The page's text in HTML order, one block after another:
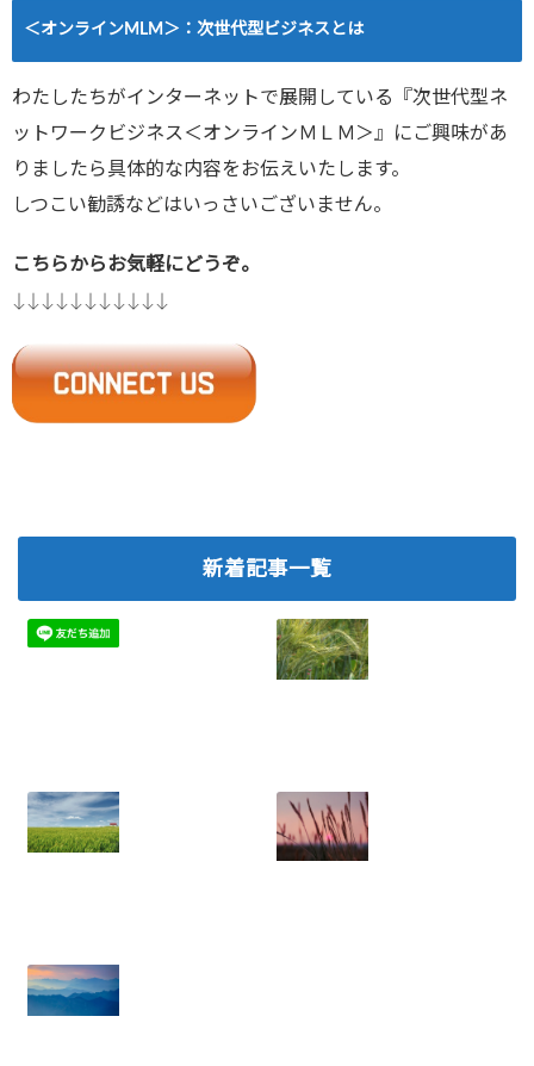
＜オンラインMLM＞：次世代型ビジネスとは
わたしたちがインターネットで展開している『次世代型ネ
ットワークビジネス＜オンラインＭＬＭ＞』にご興味があ
りましたら具体的な内容をお伝えいたします。
しつこい勧誘などはいっさいございません。
こちらからお気軽にどうぞ。
↓↓↓↓↓↓↓↓↓↓↓
新着記事一覧
ぐ！メンバー定着
のための実践ノウ
ハウ
と権利収入の可能
性
2025.07.21